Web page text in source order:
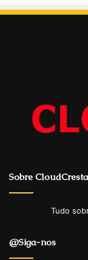
Sobre CloudCresta
Tudo
@Siga-nos